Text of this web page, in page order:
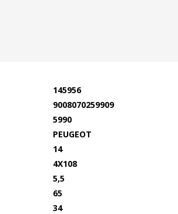
145956
9008070259909
5990
PEUGEOT
14
4X108
5,5
65
34